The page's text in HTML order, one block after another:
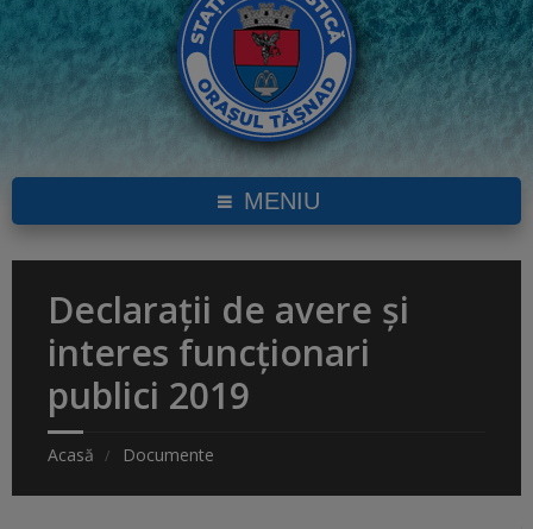
MENIU
Declarații de avere și
interes funcționari
publici 2019
Acasă Documente